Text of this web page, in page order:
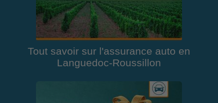
Tout savoir sur l'assurance auto en
Languedoc-Roussillon